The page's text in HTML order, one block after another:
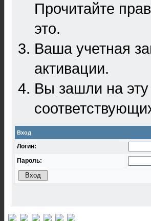
Прочитайте
это.
Ваша учетная
активации.
Вы зашли на
Вход
Логин:
Пароль: